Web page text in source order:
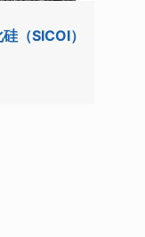
（SICOI）